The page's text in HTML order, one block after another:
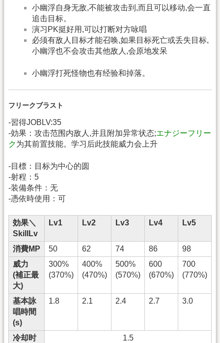
小幽浮自身无敌,不能被攻击到,而且可以移动,会一直
追击目标。
演习PK挺好用,可以打断对方咏唱
必须有敌人目标才能召唤,如果目标死亡或丢失目标,
小幽浮也不会攻击其他敌人,会原地发呆
小幽浮打死怪物也有经验和掉落。
フリークブラスト
-習得JOBLV:35
-効果：攻击范围内敌人,并且附加异常状态;エナジーフリー
ク为其前置技能。学习后此技能威力会上升
-目標：目标为中心的圆
-射程：5
-装備条件：无
-憑依時使用：可
効果＼
SkillLv
Lv1 Lv2 Lv3 Lv4 Lv5
消費MP 50 62 74 86
98
威力
(補正最
大)
300%
(370%)
400%
(470%)
500%
(570%)
600
(670%)
700
(770%)
基本詠
唱時間
(s)
1.8 2.1 2.4 2.7 3.0
冷却时
1.5